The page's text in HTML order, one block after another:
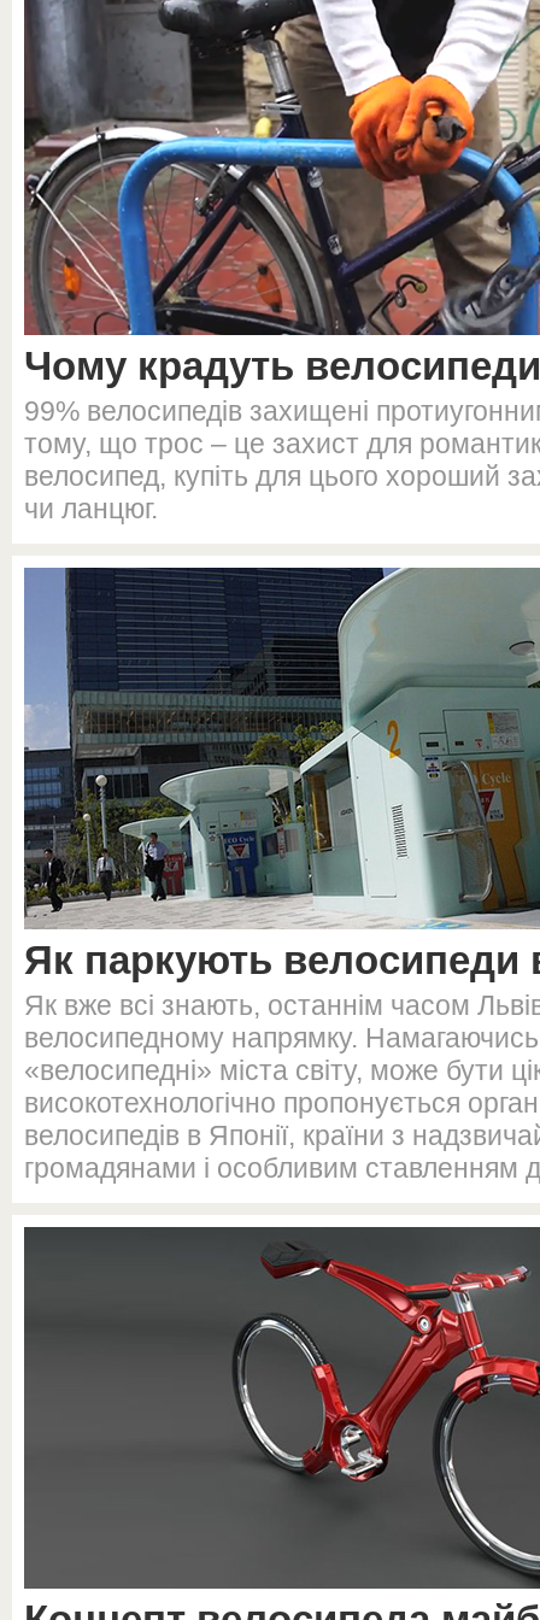
Чому крадуть
99% велосипедів захищені
тому, що трос – це захист для
велосипед, купіть для цього хороший
чи ланцюг.
Як паркують велосипеди
Як вже всі знають, останнім часом
велосипедному напрямку.
«велосипедні» міста світу, може бути
високотехнологічно пропонується
велосипедів в Японії, країни з
громадянами і особливим ставленням